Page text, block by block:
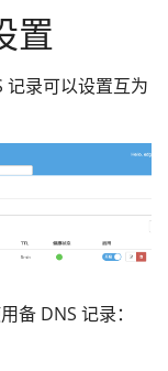
置
记录可以设置互为
备 DNS 记录：